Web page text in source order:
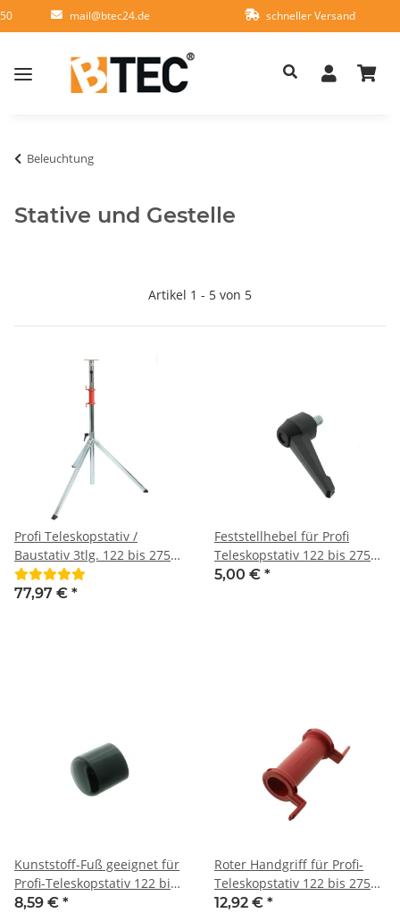
mail@btec24.de schneller Versand
Beleuchtung
Stative und Gestelle
Artikel 1 - 5 von 5
Profi Teleskopstativ /
Baustativ 3tlg. 122 bis 275
cm
77,97 € *
Feststellhebel für Profi
Teleskopstativ 122 bis 275
cm
5,00 € *
Kunststoff-Fuß geeignet für
Profi-Teleskopstativ 122 bis
275 cm
8,59 € *
Roter Handgriff für Profi-
Teleskopstativ 122 bis 275
cm
12,92 € *